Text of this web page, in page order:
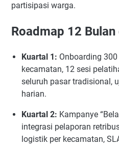
partisipasi warga.
Roadmap 12 Bulan
Kuartal 1: Onboarding
kecamatan, 12 sesi
seluruh pasar tradisional,
harian.
Kuartal 2: Kampanye
integrasi pelaporan
logistik per kecamatan,